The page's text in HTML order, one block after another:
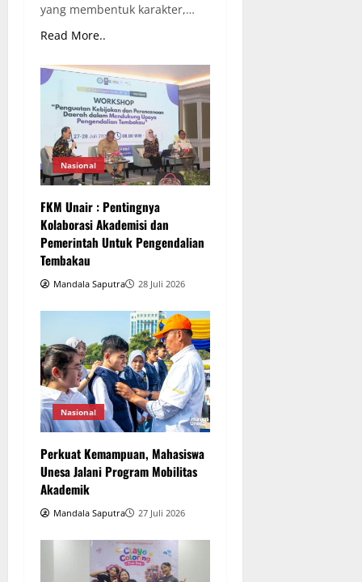
yang membentuk karakter,…
Read More..
Nasional
FKM Unair : Pentingnya
Kolaborasi Akademisi dan
Pemerintah Untuk Pengendalian
Tembakau
Mandala Saputra 28 Juli 2026
Nasional
Perkuat Kemampuan, Mahasiswa
Unesa Jalani Program Mobilitas
Akademik
Mandala Saputra 27 Juli 2026